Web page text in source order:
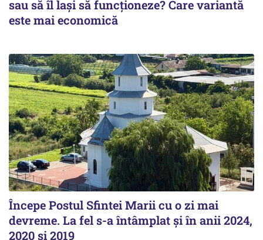
sau să îl lași să funcționeze? Care variantă
este mai economică
Începe Postul Sfintei Marii cu o zi mai
devreme. La fel s-a întâmplat și în anii 2024,
2020 și 2019